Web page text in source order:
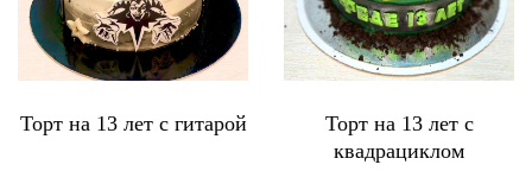
Торт на 13 лет с гитарой
Торт на 13 лет с
квадрациклом